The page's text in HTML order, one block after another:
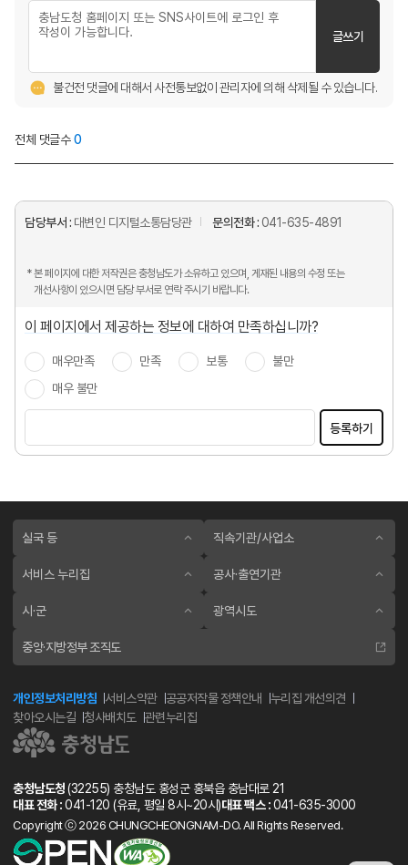
글쓰기
불건전 댓글에 대해서 사전통보없이 관리자에 의해 삭제될 수 있습니다.
전체 댓글수0
담당부서 : 대변인 디지털소통담당관 문의전화 : 041-635-4891
* 본 페이지에 대한 저작권은 충청남도가 소유하고 있으며, 게재된 내용의 수정 또는
개선사항이 있으시면 담당 부서로 연락 주시기 바랍니다.
이 페이지에서 제공하는 정보에 대하여 만족하십니까?
매우만족 만족 보통
불만
매우 불만
등록하기
실국 등 직속기관/사업소
서비스 누리집 공사·출연기관
시·군 광역시도
중앙·지방정부 조직도
개인정보처리방침 서비스약관 공공저작물 정책안내
누리집 개선의견
찾아오시는길
청사배치도 관련누리집
충청남도청(32255) 충청남도 홍성군 홍북읍 충남대로 21
대표 전화 :041-120 (유료, 평일 8시~20시)대표 팩스 :041-635-3000
Copyright ⓒ 2026 CHUNGCHEONGNAM-DO. All Rights Reserved.